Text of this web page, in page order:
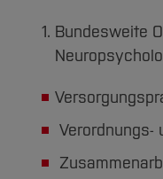
Bundesweite
Verordnungs-